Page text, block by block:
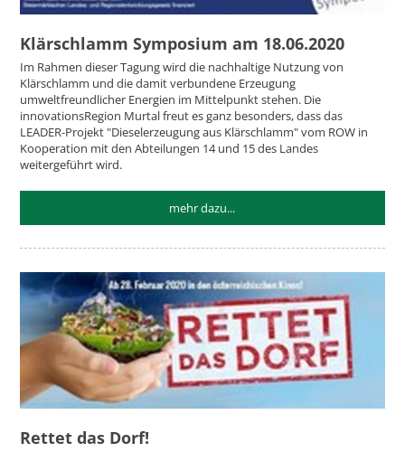
Klärschlamm Symposium am 18.06.2020
Im Rahmen dieser Tagung wird die nachhaltige Nutzung von
Klärschlamm und die damit verbundene Erzeugung
umweltfreundlicher Energien im Mittelpunkt stehen. Die
innovationsRegion Murtal freut es ganz besonders, dass das
LEADER-Projekt "Dieselerzeugung aus Klärschlamm" vom ROW in
Kooperation mit den Abteilungen 14 und 15 des Landes
weitergeführt wird.
mehr dazu...
Rettet das Dorf!